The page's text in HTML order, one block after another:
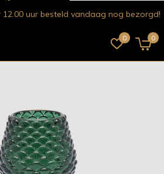
0 0
12.00 uur besteld vandaag nog bezorgd!